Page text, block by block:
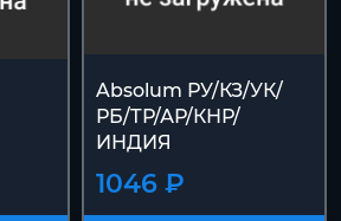
Absolum РУ/КЗ/УК/
РБ/ТР/АР/КНР/
ИНДИЯ
1046 ₽